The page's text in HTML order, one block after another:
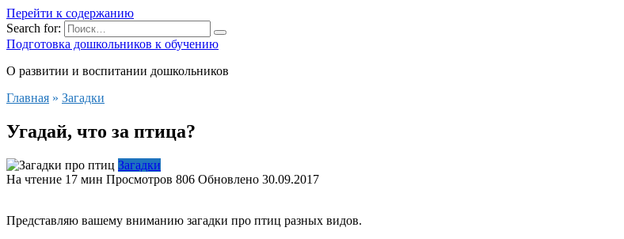
Перейти к содержанию
Search for:
Подготовка дошкольников к обучению
О развитии и воспитании дошкольников
Главная » Загадки
Угадай, что за птица?
Загадки
На чтение 17 мин Просмотров 806 Обновлено 30.09.2017
Представляю вашему вниманию загадки про птиц разных видов.